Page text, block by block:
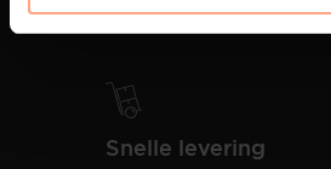
totale woonbeleving.
Snelle levering